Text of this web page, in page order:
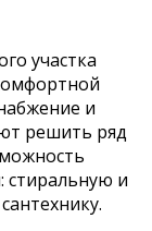
участка
и
решить ряд
стиральную и